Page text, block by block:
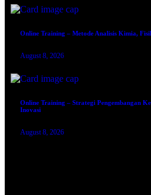
Online Training – Metode Analisis Kimia,
August 8, 2026
Online Training – Strategi Pengembangan
Inovasi
August 8, 2026